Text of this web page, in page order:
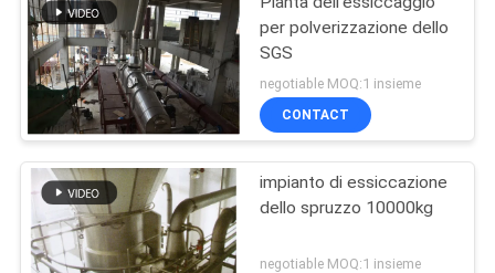
per polverizzazione dello
SGS
negotiable MOQ:1 insieme
CONTACT
impianto di essiccazione
dello spruzzo 10000kg
negotiable MOQ:1 insieme